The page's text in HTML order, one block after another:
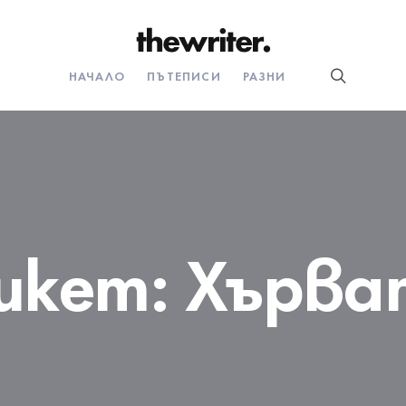
НАЧАЛО ПЪТЕПИСИ РАЗНИ